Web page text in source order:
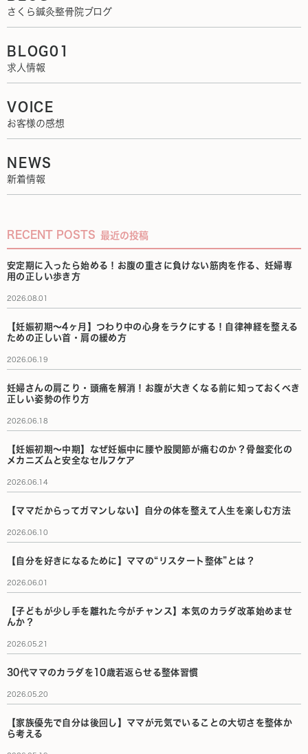
さくら鍼灸整骨院ブログ
BLOG01
求人情報
VOICE
お客様の感想
NEWS
新着情報
RECENT POSTS 最近の投稿
安定期に入ったら始める！お腹の重さに負けない筋肉を作る、妊婦専
用の正しい歩き方
2026.08.01
【妊娠初期〜4ヶ月】つわり中の心身をラクにする！自律神経を整える
ための正しい首・肩の緩め方
2026.06.19
妊婦さんの肩こり・頭痛を解消！お腹が大きくなる前に知っておくべき
正しい姿勢の作り方
2026.06.18
【妊娠初期〜中期】なぜ妊娠中に腰や股関節が痛むのか？骨盤変化の
メカニズムと安全なセルフケア
2026.06.14
【ママだからってガマンしない】自分の体を整えて人生を楽しむ方法
2026.06.10
【自分を好きになるために】ママの“リスタート整体”とは？
2026.06.01
【子どもが少し手を離れた今がチャンス】本気のカラダ改革始めませ
んか？
2026.05.21
30代ママのカラダを10歳若返らせる整体習慣
2026.05.20
【家族優先で自分は後回し】ママが元気でいることの大切さを整体か
ら考える